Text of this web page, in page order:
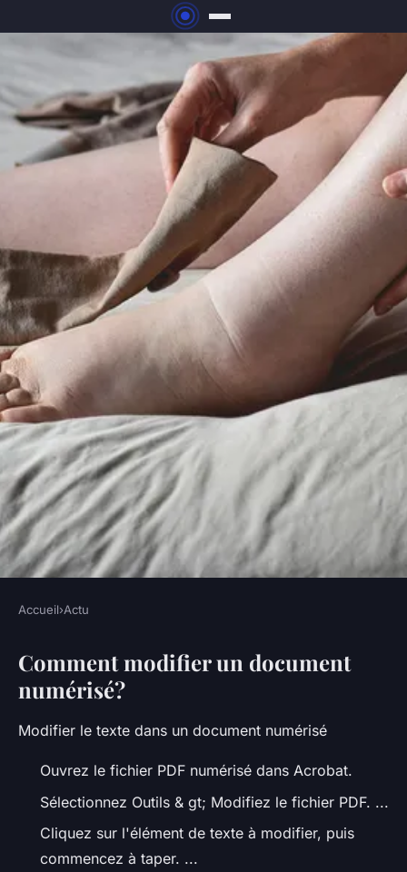
Comment réduire la taille d'un
fichier numérisé ?
•5 octobre 2022•3 min de lecture
Accueil›Actu
Comment modifier un document
numérisé?
Modifier le texte dans un document numérisé
Ouvrez le fichier PDF numérisé dans Acrobat.
Sélectionnez Outils & gt; Modifiez le fichier PDF. ...
Cliquez sur l'élément de texte à modifier, puis
commencez à taper. ...